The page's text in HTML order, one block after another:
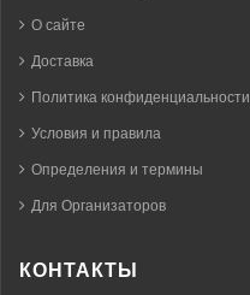
О сайте
Доставка
Политика конфиденциальности
Условия и правила
Определения и термины
Для Организаторов
КОНТАКТЫ